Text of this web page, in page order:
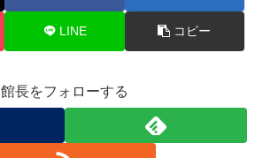
LINE コピー
館長をフォローする